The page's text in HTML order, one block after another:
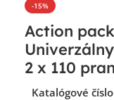
-15%
Action
2 x 110
Katalógové